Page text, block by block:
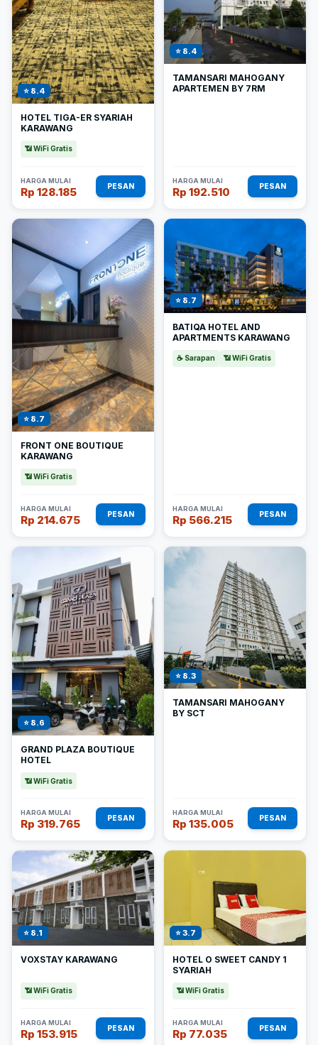
⭐ 8.4
HOTEL TIGA-ER SYARIAH
KARAWANG
📶 WiFi Gratis
HARGA MULAI
Rp 128.185 PESAN
⭐ 8.4
TAMANSARI MAHOGANY
APARTEMEN BY 7RM
HARGA MULAI
Rp 192.510 PESAN
⭐ 8.7
FRONT ONE BOUTIQUE
KARAWANG
📶 WiFi Gratis
HARGA MULAI
Rp 214.675 PESAN
⭐ 8.7
BATIQA HOTEL AND
APARTMENTS KARAWANG
☕ Sarapan 📶 WiFi Gratis
HARGA MULAI
Rp 566.215 PESAN
⭐ 8.6
GRAND PLAZA BOUTIQUE
HOTEL
📶 WiFi Gratis
HARGA MULAI
Rp 319.765 PESAN
⭐ 8.3
TAMANSARI MAHOGANY
BY SCT
HARGA MULAI
Rp 135.005 PESAN
⭐ 8.1
VOXSTAY KARAWANG
📶 WiFi Gratis
HARGA MULAI
Rp 153.915 PESAN
⭐ 3.7
HOTEL O SWEET CANDY 1
SYARIAH
📶 WiFi Gratis
HARGA MULAI
Rp 77.035 PESAN